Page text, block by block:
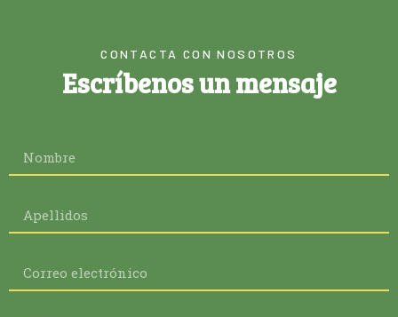
CONTACTA CON NOSOTROS
Escríbenos un mensaje